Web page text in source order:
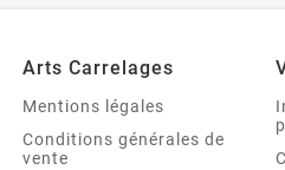
Arts Carrelages
Mentions légales
Conditions générales de
vente